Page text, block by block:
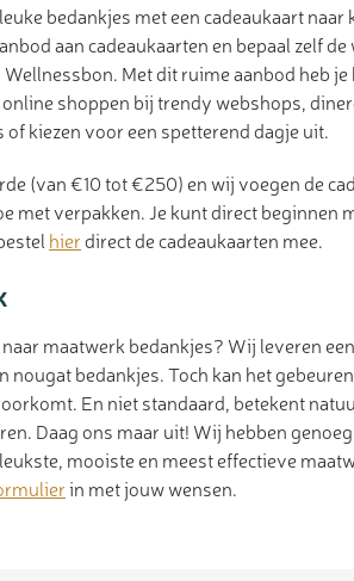
bedankjes met een cadeaukaart
aan cadeaukaarten en bepaal zelf
Wellnessbon. Met dit ruime aanbod heb
shoppen bij trendy webshops,
kiezen voor een spetterend dagje uit.
(van €10 tot €250) en wij voegen de
met verpakken. Je kunt direct
hierdirect de cadeaukaarten mee.
maatwerk bedankjes? Wij leveren
nougat bedankjes. Toch kan het
En niet standaard, betekent
Daag ons maar uit! Wij hebben
mooiste en meest effectieve
in met jouw wensen.